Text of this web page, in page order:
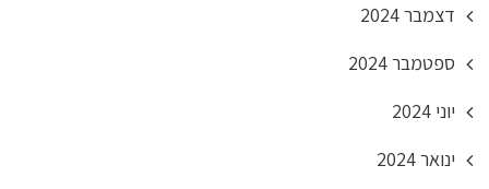
דצמבר 2024
ספטמבר 2024
יוני 2024
ינואר 2024